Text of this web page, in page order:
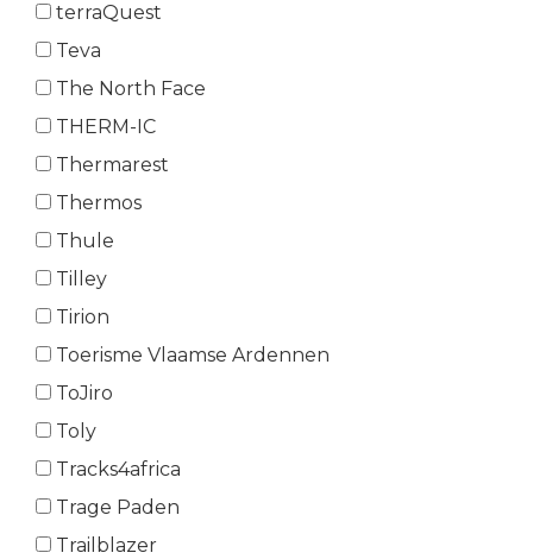
terraQuest
Teva
The North Face
THERM-IC
Thermarest
Thermos
Thule
Tilley
Tirion
Toerisme Vlaamse Ardennen
ToJiro
Toly
Tracks4africa
Trage Paden
Trailblazer